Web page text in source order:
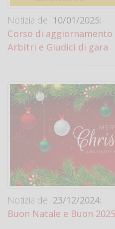
Notizia del 10/01/2025:
Corso di
Arbitri e Giudici di gara
Notizia del 23/12/2024:
Buon Natale e Buon